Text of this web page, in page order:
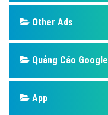
Other Ads
Quảng Cáo Google
App